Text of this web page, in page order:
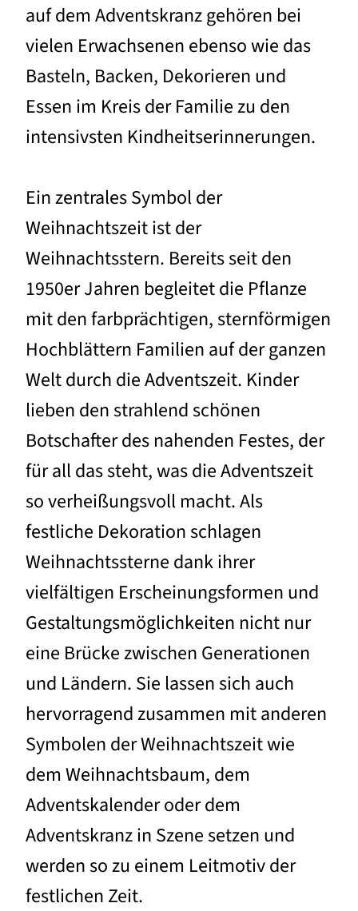
auf dem Adventskranz gehören bei
vielen Erwachsenen ebenso wie das
Basteln, Backen, Dekorieren und
Essen im Kreis der Familie zu den
intensivsten Kindheitserinnerungen.
Ein zentrales Symbol der
Weihnachtszeit ist der
Weihnachtsstern. Bereits seit den
1950er Jahren begleitet die Pflanze
mit den farbprächtigen, sternförmigen
Hochblättern Familien auf der ganzen
Welt durch die Adventszeit. Kinder
lieben den strahlend schönen
Botschafter des nahenden Festes, der
für all das steht, was die Adventszeit
so verheißungsvoll macht. Als
festliche Dekoration schlagen
Weihnachtssterne dank ihrer
vielfältigen Erscheinungsformen und
Gestaltungsmöglichkeiten nicht nur
eine Brücke zwischen Generationen
und Ländern. Sie lassen sich auch
hervorragend zusammen mit anderen
Symbolen der Weihnachtszeit wie
dem Weihnachtsbaum, dem
Adventskalender oder dem
Adventskranz in Szene setzen und
werden so zu einem Leitmotiv der
festlichen Zeit.